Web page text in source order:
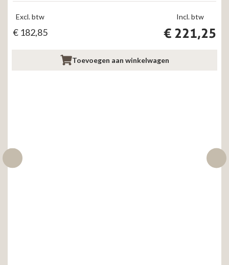
Incl. btw
€ 221,25
Excl. btw
€ 182,85
Toevoegen aan winkelwagen